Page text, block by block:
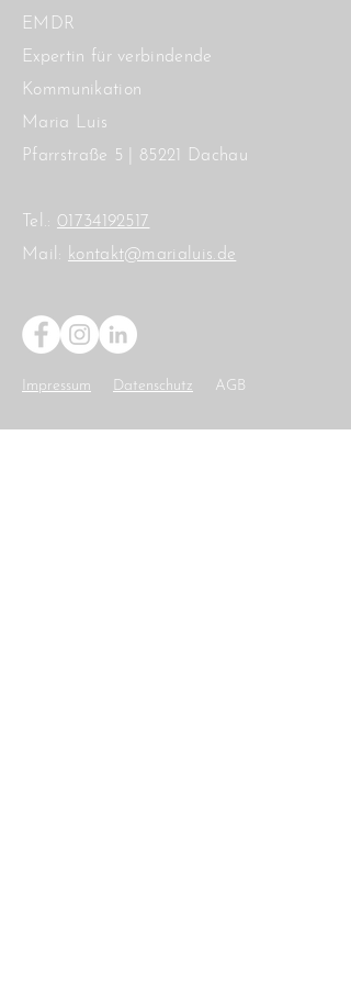
EMDR
Expertin für verbindende
Kommunikation
Maria Luis
Pfarrstraße 5 | 85221 Dachau
Tel.: 01734192517
Mail: kontakt@marialuis.de
Impressum Datenschutz AGB